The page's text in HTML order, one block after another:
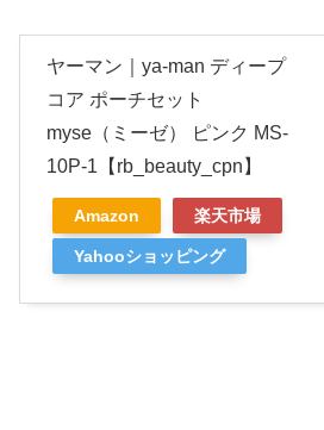
ヤーマン｜ya-man ディープ
コア ポーチセット
myse（ミーゼ） ピンク MS-
10P-1【rb_beauty_cpn】
Amazon 楽天市場
Yahooショッピング